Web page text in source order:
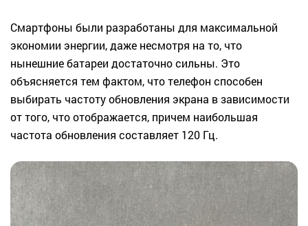
Смартфоны были разработаны для максимальной
экономии энергии, даже несмотря на то, что
нынешние батареи достаточно сильны. Это
объясняется тем фактом, что телефон способен
выбирать частоту обновления экрана в зависимости
от того, что отображается, причем наибольшая
частота обновления составляет 120 Гц.